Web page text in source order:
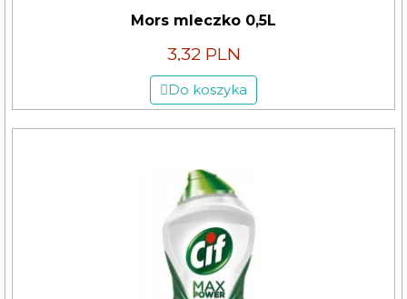
Mors mleczko 0,5L
3,32 PLN
Do koszyka